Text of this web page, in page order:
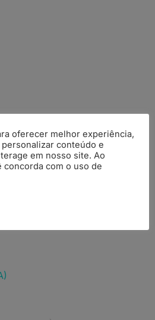
oferecer melhor experiência,
conteúdo e
em nosso site. Ao
com o uso de